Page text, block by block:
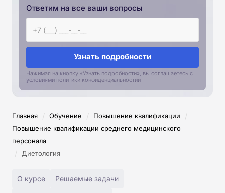
Ответим на все ваши вопросы
Узнать подробности
Нажимая на кнопку «Узнать подробности», вы соглашаетесь с
условиями политики конфиденциальностии
Главная / Обучение / Повышение квалификации /
Повышение квалификации среднего медицинского
персонала
/ Диетология
О курсе Решаемые задачи